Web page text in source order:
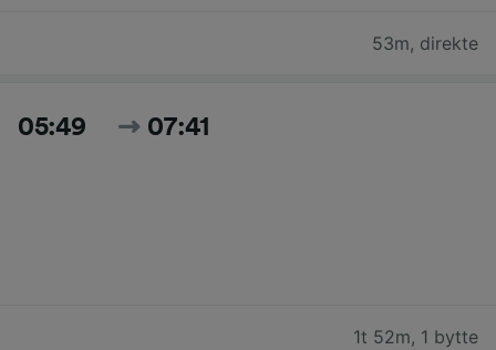
53m, direkte
05:49 07:41
1t 52m, 1 bytte